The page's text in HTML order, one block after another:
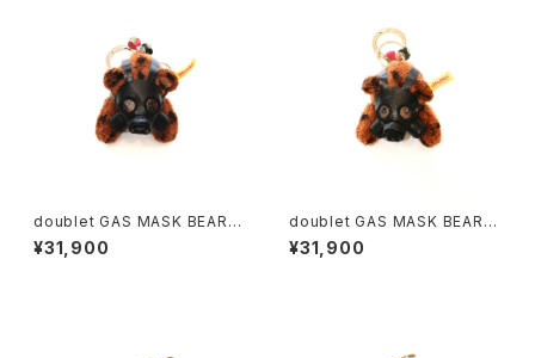
doublet GAS MASK BEAR K
EY RING (Silver)
¥31,900
doublet GAS MASK BEAR K
EY RING (Gold)
¥31,900